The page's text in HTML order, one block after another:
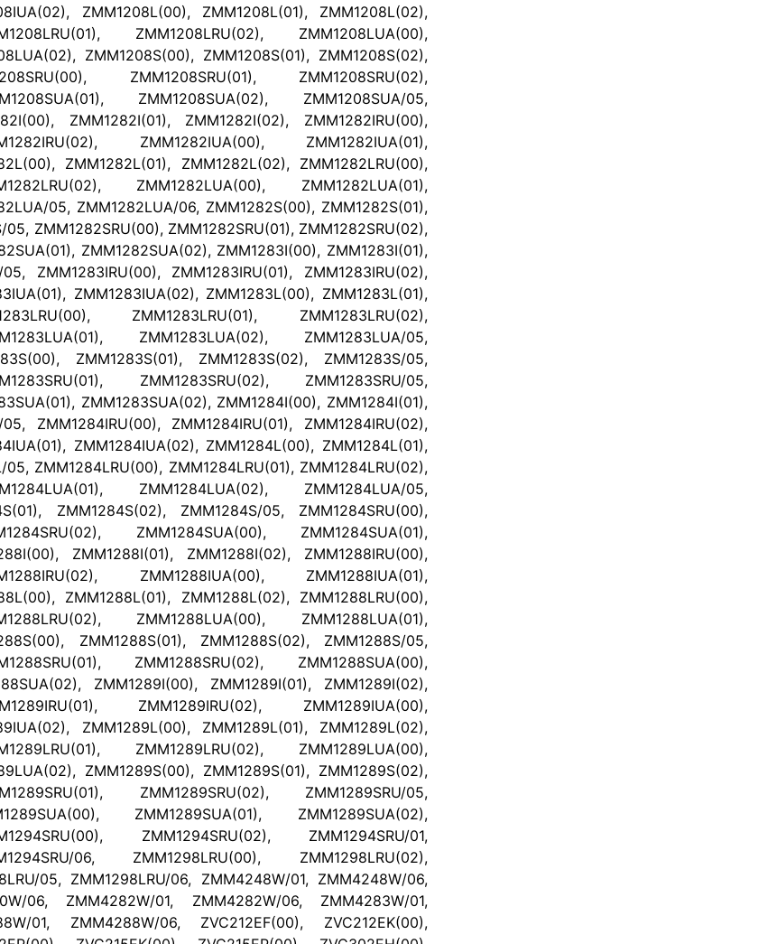
ZMM1208L(00), ZMM1208L(01), ZMM1208L(02),
ZMM1208LRU(02), ZMM1208LUA(00),
ZMM1208S(00), ZMM1208S(01), ZMM1208S(02),
ZMM1208SRU(01), ZMM1208SRU(02),
ZMM1208SUA(02), ZMM1208SUA/05,
ZMM1282I(01), ZMM1282I(02), ZMM1282IRU(00),
ZMM1282IUA(00), ZMM1282IUA(01),
ZMM1282L(01), ZMM1282L(02), ZMM1282LRU(00),
ZMM1282LUA(00), ZMM1282LUA(01),
05, ZMM1282LUA/06, ZMM1282S(00), ZMM1282S(01),
ZMM1282SRU(00), ZMM1282SRU(01), ZMM1282SRU(02),
ZMM1282SUA(02), ZMM1283I(00), ZMM1283I(01),
ZMM1283IRU(00), ZMM1283IRU(01), ZMM1283IRU(02),
ZMM1283IUA(02), ZMM1283L(00), ZMM1283L(01),
ZMM1283LRU(01), ZMM1283LRU(02),
ZMM1283LUA(02), ZMM1283LUA/05,
ZMM1283S(01), ZMM1283S(02), ZMM1283S/05,
ZMM1283SRU(02), ZMM1283SRU/05,
ZMM1283SUA(02), ZMM1284I(00), ZMM1284I(01),
ZMM1284IRU(00), ZMM1284IRU(01), ZMM1284IRU(02),
ZMM1284IUA(02), ZMM1284L(00), ZMM1284L(01),
ZMM1284LRU(00), ZMM1284LRU(01), ZMM1284LRU(02),
ZMM1284LUA(02), ZMM1284LUA/05,
ZMM1284S(02), ZMM1284S/05, ZMM1284SRU(00),
ZMM1284SUA(00), ZMM1284SUA(01),
ZMM1288I(01), ZMM1288I(02), ZMM1288IRU(00),
ZMM1288IUA(00), ZMM1288IUA(01),
ZMM1288L(01), ZMM1288L(02), ZMM1288LRU(00),
ZMM1288LUA(00), ZMM1288LUA(01),
ZMM1288S(01), ZMM1288S(02), ZMM1288S/05,
ZMM1288SRU(02), ZMM1288SUA(00),
ZMM1289I(00), ZMM1289I(01), ZMM1289I(02),
ZMM1289IRU(02), ZMM1289IUA(00),
ZMM1289L(00), ZMM1289L(01), ZMM1289L(02),
ZMM1289LRU(02), ZMM1289LUA(00),
ZMM1289S(00), ZMM1289S(01), ZMM1289S(02),
ZMM1289SRU(02), ZMM1289SRU/05,
ZMM1289SUA(01), ZMM1289SUA(02),
ZMM1294SRU(02), ZMM1294SRU/01,
06, ZMM1298LRU(00), ZMM1298LRU(02),
05, ZMM1298LRU/06, ZMM4248W/01, ZMM4248W/06,
06, ZMM4282W/01, ZMM4282W/06, ZMM4283W/01,
01, ZMM4288W/06, ZVC212EF(00), ZVC212EK(00),